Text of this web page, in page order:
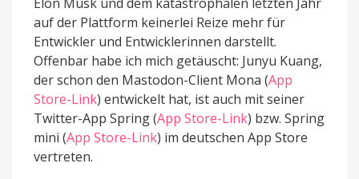
Elon Musk und dem katastrophalen letzten Jahr
auf der Plattform keinerlei Reize mehr für
Entwickler und Entwicklerinnen darstellt.
Offenbar habe ich mich getäuscht: Junyu Kuang,
der schon den Mastodon-Client Mona (App
Store-Link) entwickelt hat, ist auch mit seiner
Twitter-App Spring (App Store-Link) bzw. Spring
mini (App Store-Link) im deutschen App Store
vertreten.